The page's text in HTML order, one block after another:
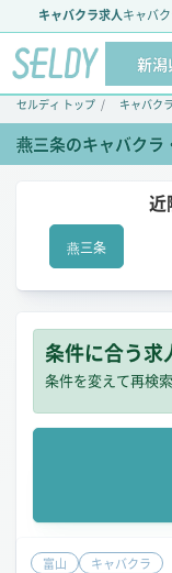
キャバクラ求人キャバ
新潟
セルディ トップ キャバク
燕三条のキャバクラ
近
燕三条
条件に合う求
条件を変えて再検
富山 キャバクラ